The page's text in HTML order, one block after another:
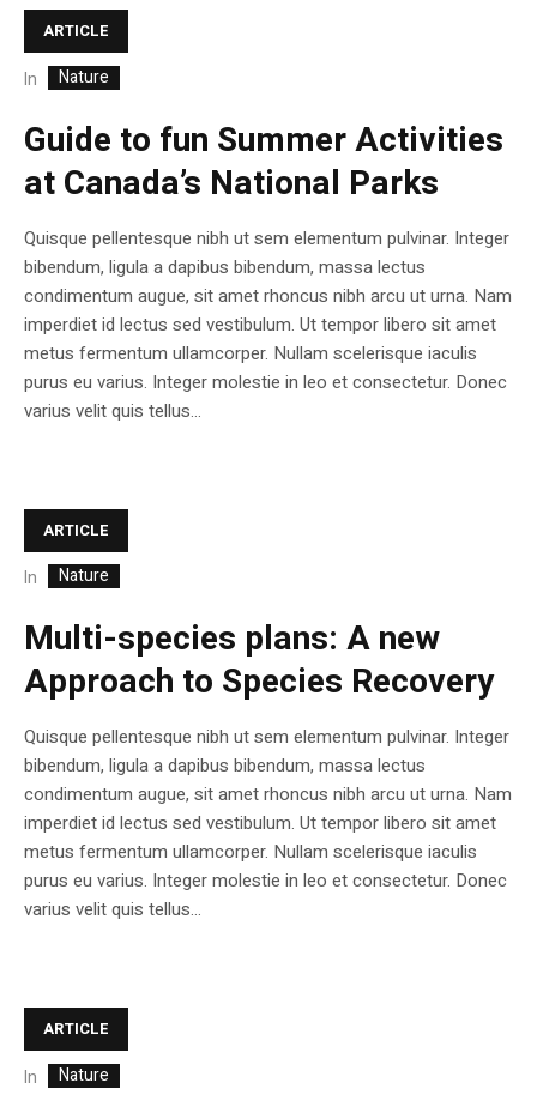
ARTICLE
In Nature
Guide to fun Summer Activities
at Canada’s National Parks
Quisque pellentesque nibh ut sem elementum pulvinar. Integer
bibendum, ligula a dapibus bibendum, massa lectus
condimentum augue, sit amet rhoncus nibh arcu ut urna. Nam
imperdiet id lectus sed vestibulum. Ut tempor libero sit amet
metus fermentum ullamcorper. Nullam scelerisque iaculis
purus eu varius. Integer molestie in leo et consectetur. Donec
varius velit quis tellus...
ARTICLE
In Nature
Multi-species plans: A new
Approach to Species Recovery
Quisque pellentesque nibh ut sem elementum pulvinar. Integer
bibendum, ligula a dapibus bibendum, massa lectus
condimentum augue, sit amet rhoncus nibh arcu ut urna. Nam
imperdiet id lectus sed vestibulum. Ut tempor libero sit amet
metus fermentum ullamcorper. Nullam scelerisque iaculis
purus eu varius. Integer molestie in leo et consectetur. Donec
varius velit quis tellus...
ARTICLE
In Nature